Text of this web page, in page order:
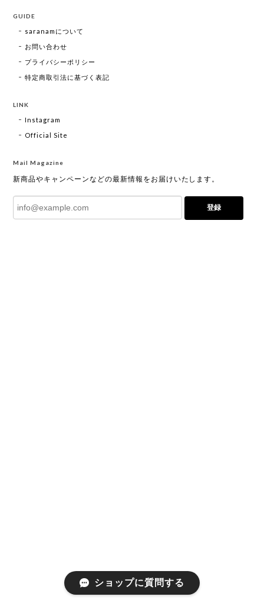
GUIDE
saranamについて
お問い合わせ
プライバシーポリシー
特定商取引法に基づく表記
LINK
Instagram
Official Site
Mail Magazine
新商品やキャンペーンなどの最新情報をお届けいたします。
登録
ショップに質問する